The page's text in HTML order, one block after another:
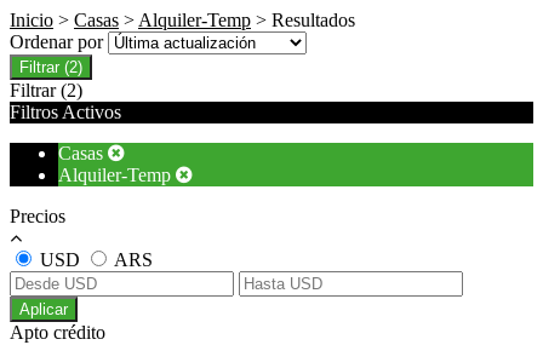
Inicio > Casas > Alquiler-Temp > Resultados
Ordenar por
Filtrar (2)
Filtrar (2)
Filtros Activos
Casas
Alquiler-Temp
Precios
USD ARS
Aplicar
Apto crédito